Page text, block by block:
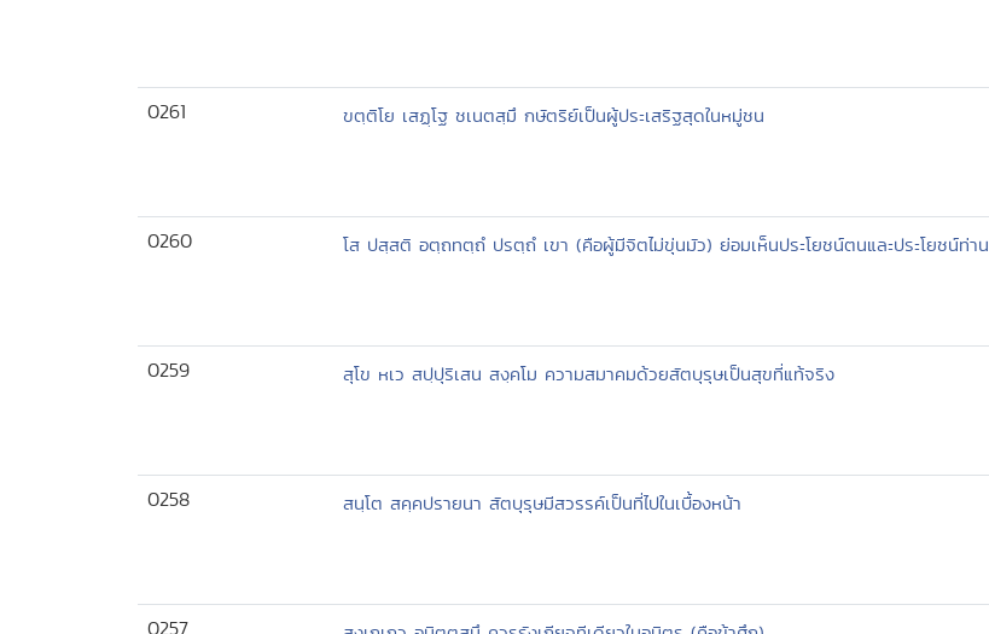
0261 ขตฺติโย เสฏฺโฐ ชเนตสฺมึ กษัตริย์เป็นผู้ประเสริฐสุดในหมู่ชน
0260 โส ปสฺสติ อตฺถทตฺถํ ปรตฺถํ เขา (คือผู้มีจิตไม่ขุ่นมัว) ย่อมเห็นประโยชน์ตนและประโยชน์ท่าน
0259 สุโข หเว สปฺปุริเสน สงฺคโม ความสมาคมด้วยสัตบุรุษเป็นสุขที่แท้จริง
0258 สนฺโต สคฺคปรายนา สัตบุรุษมีสวรรค์เป็นที่ไปในเบื้องหน้า